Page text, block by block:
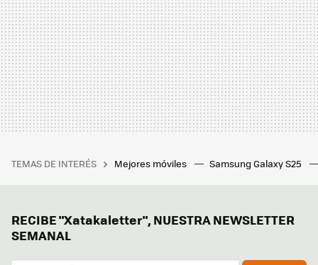
TEMAS DE INTERÉS Mejores móviles Samsung Galaxy S25
RECIBE "Xatakaletter", NUESTRA NEWSLETTER
SEMANAL